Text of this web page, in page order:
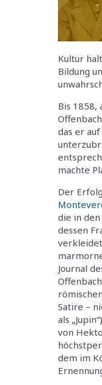
Kultur
Bildung
Bis 1858,
das er
machte
Der
die in
dessen
Journal
Satire –
als
von
dem im